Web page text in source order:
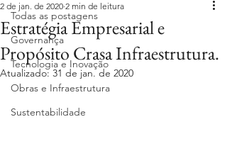
Todas as postagens
Governança
Tecnologia e Inovação
Obras e Infraestrutura
Sustentabilidade
Estratégia Empresarial e
Propósito Crasa Infraestrutura.
2 de jan. de 2020 2 min de leitura
Atualizado:31 de jan. de 2020